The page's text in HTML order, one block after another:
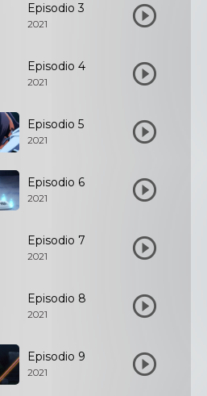
Episodio 3
2021
Episodio 4
2021
Episodio 5
2021
Episodio 6
2021
Episodio 7
2021
Episodio 8
2021
Episodio 9
2021